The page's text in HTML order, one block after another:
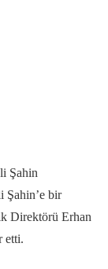
Şahin
Şahin’e bir
Direktörü Erhan
etti.